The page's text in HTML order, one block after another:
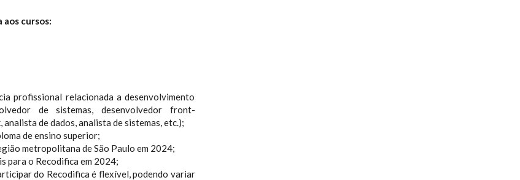
cursos:
profissional relacionada a desenvolvimento
de sistemas, desenvolvedor front-
de dados, analista de sistemas, etc.);
de ensino superior;
metropolitana de São Paulo em 2024;
para o Recodifica em 2024;
do Recodifica é flexível, podendo variar